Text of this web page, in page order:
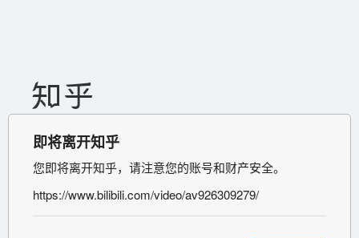
即将离开知乎
您即将离开知乎，请注意您的账号和财产安全。
https://www.bilibili.com/video/av926309279/